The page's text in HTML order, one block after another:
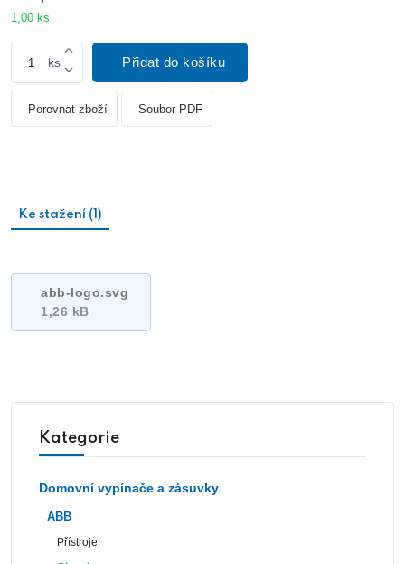
1,00 ks
ks Přidat do košíku
Porovnat zboží Soubor PDF
Ke stažení (1)
abb-logo.svg
1,26 kB
Kategorie
Domovní vypínače a zásuvky
ABB
Přístroje